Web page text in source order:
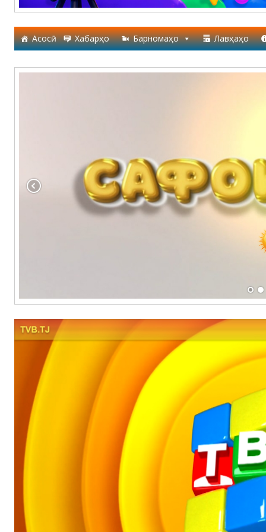
Асосӣ Хабарҳо Барномаҳо Лавҳаҳо